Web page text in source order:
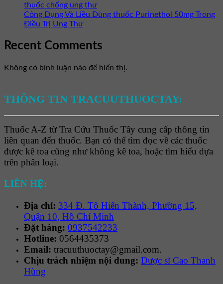
thuốc chống ung thư
Công Dụng Và Liều Dùng thuốc Purinethol 50mg Trong
Điều Trị Ung Thư
Recent Comments
Không có bình luận nào để hiển thị.
THÔNG TIN TRACUUTHUOCTAY:
Thuốc A-Z từ Tra Cứu Thuốc Tây cung cấp thông tin
liên quan đến thuốc. Bạn có thể tìm đọc về các thuốc
được kê toa cũng như không kê toa, hoặc tìm hiểu dựa
trên phân loại.
LIÊN HỆ:
Địa chỉ: 334 Đ. Tô Hiến Thành, Phường 15,
Quận 10, Hồ Chí Minh
Đặt hàng: 0937542233
Hotline: 0564435373
Email: tracuuthuoctay@gmail.com.
Chịu trách nhiệm nội dung: Dược sĩ Cao Thanh
Hùng